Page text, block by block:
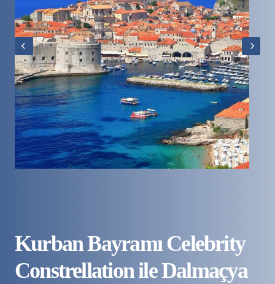
Kurban Bayramı Celebrity
Constrellation ile Dalmaçya